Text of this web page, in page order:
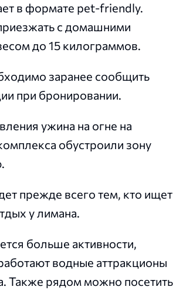
в формате pet-friendly.
с домашними
до 15 килограммов.
заранее сообщить
при бронировании.
ужина на огне на
обустроили зону
прежде всего тем, кто ищет
у лимана.
больше активности,
водные аттракционы
Также рядом можно посетить